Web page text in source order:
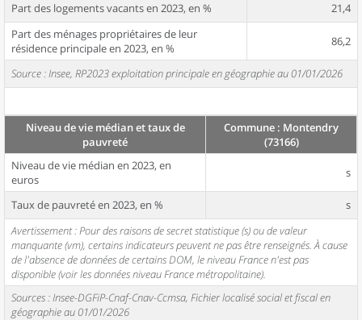
Part des logements vacants en 2023, en %
21,4
Part des ménages propriétaires de leur
résidence principale en 2023, en %
86,2
Source : Insee, RP2023 exploitation principale en géographie au 01/01/2026
Niveau de vie médian et taux de
pauvreté
Commune : Montendry
(73166)
Niveau de vie médian en 2023, en
euros
s
Taux de pauvreté en 2023, en %
s
Avertissement : Pour des raisons de secret statistique (s) ou de valeur
manquante (vm), certains indicateurs peuvent ne pas être renseignés. À cause
de l'absence de données de certains DOM, le niveau France n'est pas
disponible (voir les données niveau France métropolitaine).
Sources : Insee-DGFiP-Cnaf-Cnav-Ccmsa, Fichier localisé social et fiscal en
géographie au 01/01/2026